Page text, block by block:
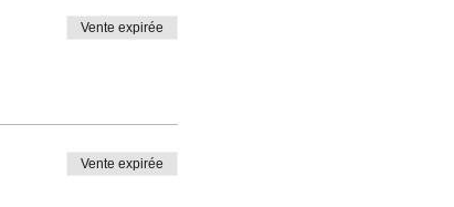
Vente expirée
Vente expirée